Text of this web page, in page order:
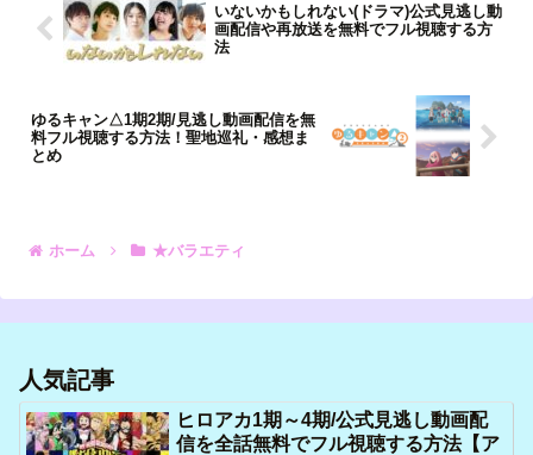
いないかもしれない(ドラマ)公式見逃し動
画配信や再放送を無料でフル視聴する方
法
ゆるキャン△1期2期/見逃し動画配信を無
料フル視聴する方法！聖地巡礼・感想ま
とめ
ホーム ★バラエティ
人気記事
ヒロアカ1期～4期/公式見逃し動画配
信を全話無料でフル視聴する方法【ア